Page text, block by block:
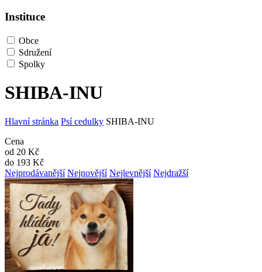
Instituce
Obce
Sdružení
Spolky
SHIBA-INU
Hlavní stránka Psí cedulky SHIBA-INU
Cena
od 20 Kč
do 193 Kč
Nejprodávanější Nejnovější Nejlevnější Nejdražší